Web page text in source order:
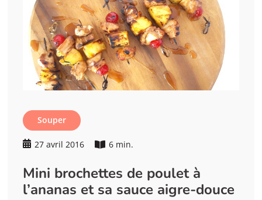
Souper
27 avril 2016 6 min.
Mini brochettes de poulet à
l’ananas et sa sauce aigre-douce